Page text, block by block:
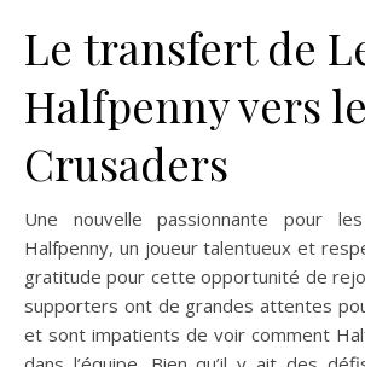
Le transfert de
Halfpenny vers
Crusaders
Une nouvelle passionnante pour
Halfpenny, un joueur talentueux et
gratitude pour cette opportunité de
supporters ont de grandes attentes
et sont impatients de voir comment